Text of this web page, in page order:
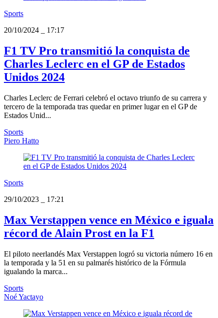
Sports
20/10/2024
17:17
F1 TV Pro transmitió la conquista de
Charles Leclerc en el GP de Estados
Unidos 2024
Charles Leclerc de Ferrari celebró el octavo triunfo de su carrera y
tercero de la temporada tras quedar en primer lugar en el GP de
Estados Unid...
Sports
Piero Hatto
Sports
29/10/2023
17:21
Max Verstappen vence en México e iguala
récord de Alain Prost en la F1
El piloto neerlandés Max Verstappen logró su victoria número 16 en
la temporada y la 51 en su palmarés histórico de la Fórmula
igualando la marca...
Sports
Noé Yactayo